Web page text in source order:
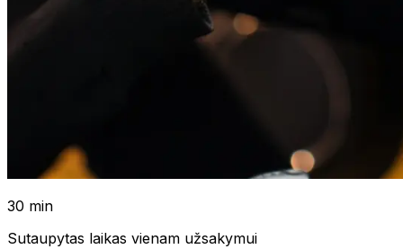
30 min
Sutaupytas laikas vienam užsakymui